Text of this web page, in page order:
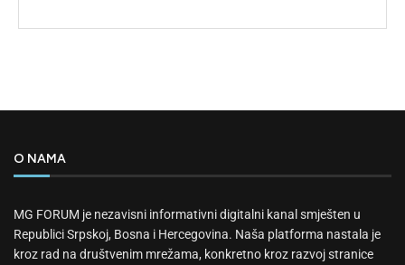
O NAMA
MG FORUM je nezavisni informativni digitalni kanal smješten u
Republici Srpskoj, Bosna i Hercegovina. Naša platforma nastala je
kroz rad na društvenim mrežama, konkretno kroz razvoj stranice